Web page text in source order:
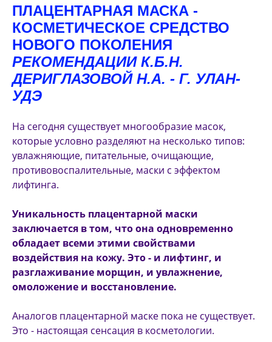
ПЛАЦЕНТАРНАЯ МАСКА -
КОСМЕТИЧЕСКОЕ СРЕДСТВО
НОВОГО ПОКОЛЕНИЯ
РЕКОМЕНДАЦИИ К.Б.Н.
ДЕРИГЛАЗОВОЙ Н.А. - Г. УЛАН-
УДЭ
На сегодня существует многообразие масок,
которые условно разделяют на несколько типов:
увлажняющие, питательные, очищающие,
противовоспалительные, маски с эффектом
лифтинга.
Уникальность плацентарной маски
заключается в том, что она одновременно
обладает всеми этими свойствами
воздействия на кожу. Это - и лифтинг, и
разглаживание морщин, и увлажнение,
омоложение и восстановление.
Аналогов плацентарной маске пока не существует.
Это - настоящая сенсация в косметологии.